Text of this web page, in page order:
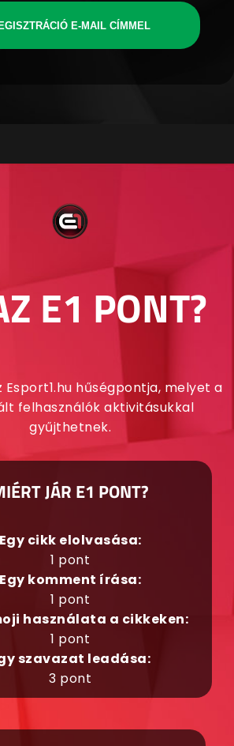
E-MAIL CÍMMEL
E1 PONT?
Esport1.hu hűségpontja, melyet a
felhasználók aktivitásukkal
gyűjthetnek.
JÁR E1 PONT?
Egy cikk elolvasása:
1 pont
Egy komment írása:
1 pont
használata a cikkeken:
1 pont
szavazat leadása:
3 pont